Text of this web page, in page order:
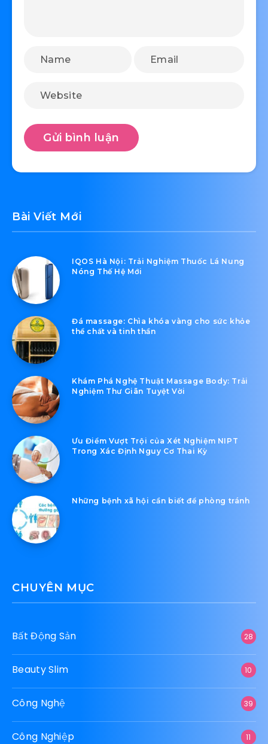
Bài Viết Mới
IQOS Hà Nội: Trải Nghiệm Thuốc Lá Nung
Nóng Thế Hệ Mới
Đá massage: Chìa khóa vàng cho sức khỏe
thể chất và tinh thần
Khám Phá Nghệ Thuật Massage Body: Trải
Nghiệm Thư Giãn Tuyệt Vời
Ưu Điểm Vượt Trội của Xét Nghiệm NIPT
Trong Xác Định Nguy Cơ Thai Kỳ
Những bệnh xã hội cần biết để phòng tránh
CHUYÊN MỤC
Bất Động Sản 28
Beauty Slim 10
Công Nghệ 39
Công Nghiệp 11